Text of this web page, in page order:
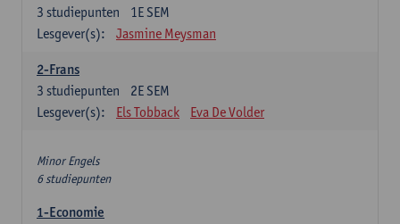
1E SEM
3 studiepunten
Lesgever(s):
Jasmine Meysman
2-Frans
2E SEM
3 studiepunten
Lesgever(s):
Els Tobback Eva De Volder
Minor Engels
6 studiepunten
1-Economie